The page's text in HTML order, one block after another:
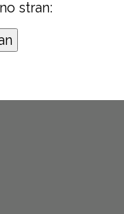
stran: